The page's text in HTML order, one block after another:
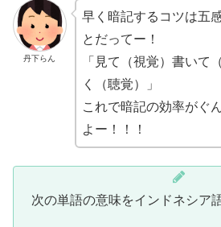
丹下らん
早く暗記するコツは五
とだってー！
「見て（視覚）書いて
く（聴覚）」
これで暗記の効率がぐ
よー！！！
次の単語の意味をインドネシア